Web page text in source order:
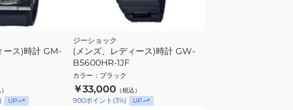
ース)時計 GM-
UP
ジーショック
(メンズ、レディース)時計 GW-
B5600HR-1JF
カラー ： ブラック
￥33,000 （税込）
900ポイント (3%) UP